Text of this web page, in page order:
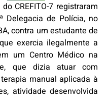
CREFITO-7 registraram
Delegacia de Polícia, no
contra um estudante de
exercia ilegalmente a
um Centro Médico na
que dizia atuar com
manual aplicada à
atividade desenvolvida